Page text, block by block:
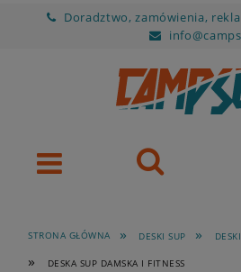
Doradztwo, zamówienia,
STRONA GŁÓWNA » DESKI SUP »
» DESKA SUP DAMSKA I FITNESS